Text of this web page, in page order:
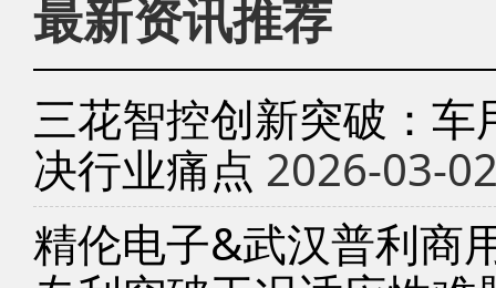
最新资讯推荐
三花智控创新突破：
决行业痛点 2026-03-
精伦电子&武汉普利商